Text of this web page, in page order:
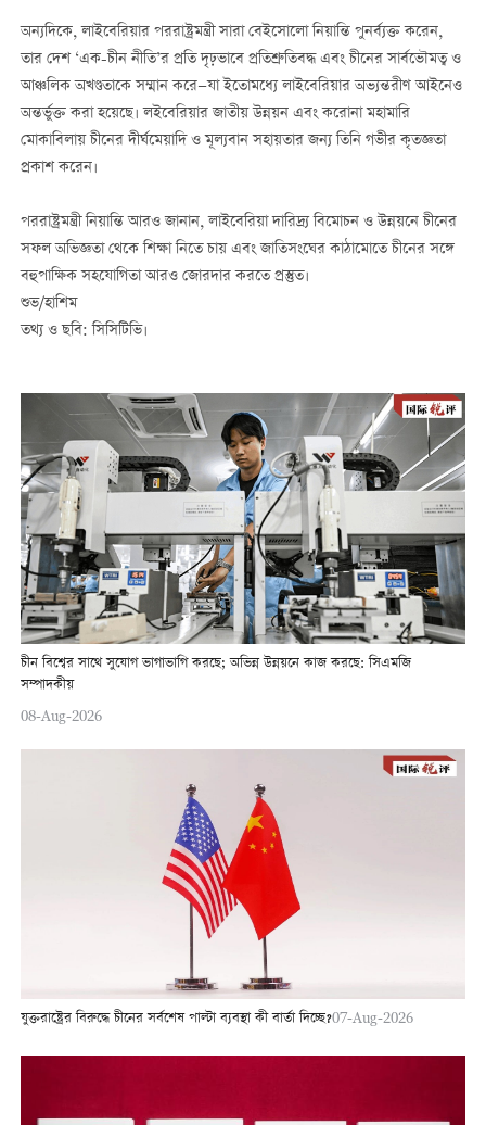
অন্যদিকে, লাইবেরিয়ার পররাষ্ট্রমন্ত্রী সারা বেইসোলো নিয়ান্তি পুনর্ব্যক্ত করেন,
তার দেশ ‘এক-চীন নীতি’র প্রতি দৃঢ়ভাবে প্রতিশ্রুতিবদ্ধ এবং চীনের সার্বভৌমত্ব ও
আঞ্চলিক অখণ্ডতাকে সম্মান করে—যা ইতোমধ্যে লাইবেরিয়ার অভ্যন্তরীণ আইনেও
অন্তর্ভুক্ত করা হয়েছে। লইবেরিয়ার জাতীয় উন্নয়ন এবং করোনা মহামারি
মোকাবিলায় চীনের দীর্ঘমেয়াদি ও মূল্যবান সহায়তার জন্য তিনি গভীর কৃতজ্ঞতা
প্রকাশ করেন।
পররাষ্ট্রমন্ত্রী নিয়ান্তি আরও জানান, লাইবেরিয়া দারিদ্র্য বিমোচন ও উন্নয়নে চীনের
সফল অভিজ্ঞতা থেকে শিক্ষা নিতে চায় এবং জাতিসংঘের কাঠামোতে চীনের সঙ্গে
বহুপাক্ষিক সহযোগিতা আরও জোরদার করতে প্রস্তুত।
শুভ/হাশিম
তথ্য ও ছবি: সিসিটিভি।
চীন বিশ্বের সাথে সুযোগ ভাগাভাগি করছে; অভিন্ন উন্নয়নে কাজ করছে: সিএমজি
সম্পাদকীয়
08-Aug-2026
যুক্তরাষ্ট্রের বিরুদ্ধে চীনের সর্বশেষ পাল্টা ব্যবস্থা কী বার্তা দিচ্ছে?07-Aug-2026